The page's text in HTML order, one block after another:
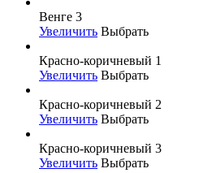
Венге 3
Увеличить Выбрать
Красно-коричневый 1
Увеличить Выбрать
Красно-коричневый 2
Увеличить Выбрать
Красно-коричневый 3
Увеличить Выбрать